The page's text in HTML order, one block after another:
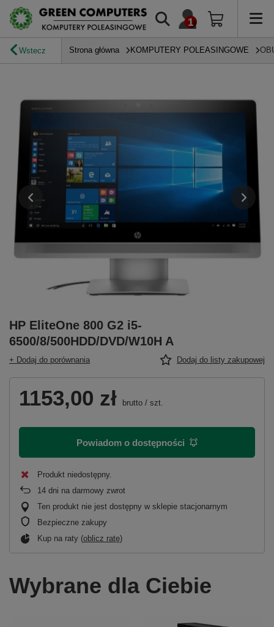
Wstecz Strona główna KOMPUTERY POLEASINGOWE
HP EliteOne 800 G2 i5-
6500/8/500HDD/DVD/W10H A
+ Dodaj do porównania Dodaj do listy zakupowej
1153,00 zł brutto / szt.
Powiadom o dostępności
Produkt niedostępny
14 dni na darmowy zwrot
Ten produkt nie jest dostępny w sklepie stacjonarnym
Bezpieczne zakupy
Kup na raty (oblicz ratę)
Wybrane dla Ciebie